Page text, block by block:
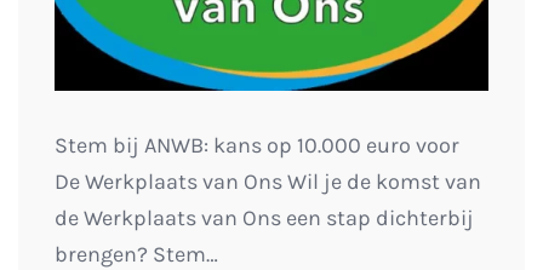
Stem bij ANWB: kans op 10.000 euro voor
De Werkplaats van Ons Wil je de komst van
de Werkplaats van Ons een stap dichterbij
brengen? Stem…